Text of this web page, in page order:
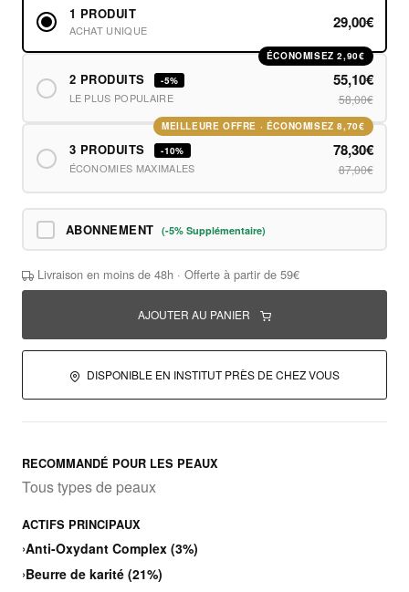
1 PRODUIT
ACHAT UNIQUE 29,00€
ÉCONOMISEZ 2,90€
2 PRODUITS -5%
LE PLUS POPULAIRE
55,10€
58,00€
MEILLEURE OFFRE · ÉCONOMISEZ 8,70€
3 PRODUITS -10%
ÉCONOMIES MAXIMALES
78,30€
87,00€
ABONNEMENT (-5% Supplémentaire)
Livraison en moins de 48h · Offerte à partir de 59€
AJOUTER AU PANIER
DISPONIBLE EN INSTITUT PRÈS DE CHEZ VOUS
RECOMMANDÉ POUR LES PEAUX
Tous types de peaux
ACTIFS PRINCIPAUX
›Anti-Oxydant Complex (3%)
›Beurre de karité (21%)